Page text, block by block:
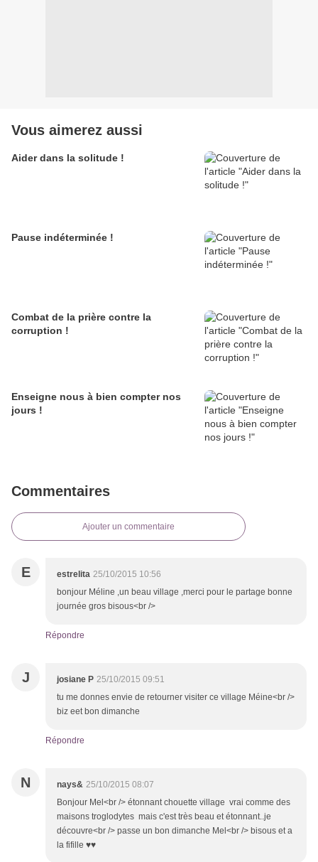
Vous aimerez aussi
Aider dans la solitude !
Pause indéterminée !
Combat de la prière contre la
corruption !
Enseigne nous à bien compter nos
jours !
Commentaires
Ajouter un commentaire
E estrelita 25/10/2015 10:56
bonjour Méline ,un beau village ,merci pour le partage bonne
journée gros bisous<br />
Répondre
J josiane P 25/10/2015 09:51
tu me donnes envie de retourner visiter ce village Méine<br />
biz eet bon dimanche
Répondre
N nays& 25/10/2015 08:07
Bonjour Mel<br /> étonnant chouette village vrai comme des
maisons troglodytes mais c'est très beau et étonnant..je
découvre<br /> passe un bon dimanche Mel<br /> bisous et a
la fifille ♥♥